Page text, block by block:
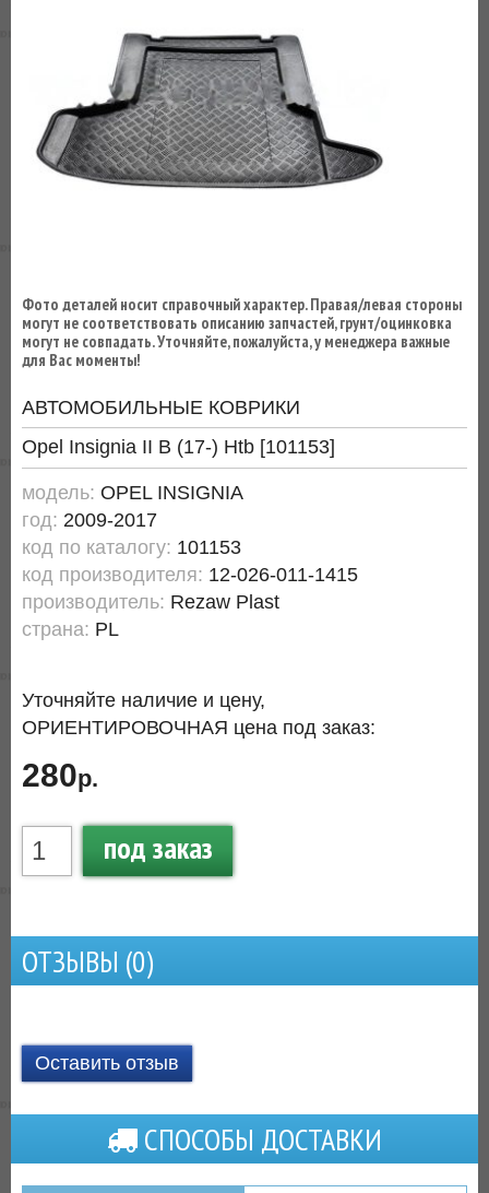
Фото деталей носит справочный характер. Правая/левая стороны
могут не соответствовать описанию запчастей, грунт/оцинковка
могут не совпадать. Уточняйте, пожалуйста, у менеджера важные
для Вас моменты!
АВТОМОБИЛЬНЫЕ КОВРИКИ
Opel Insignia II B (17-) Htb [101153]
модель: OPEL INSIGNIA
год: 2009-2017
код по каталогу: 101153
код производителя: 12-026-011-1415
производитель: Rezaw Plast
страна: PL
Уточняйте наличие и цену,
ОРИЕНТИРОВОЧНАЯ цена под заказ:
280р.
под заказ
ОТЗЫВЫ (0)
Оставить отзыв
СПОСОБЫ ДОСТАВКИ